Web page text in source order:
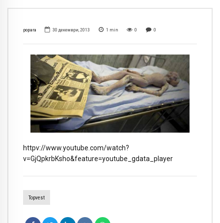
popara 30 декември, 2013 1 min 0 0
httpv://www.youtube.com/watch?
v=GjQpkrbKsho&feature=youtube_gdata_player
Topvest